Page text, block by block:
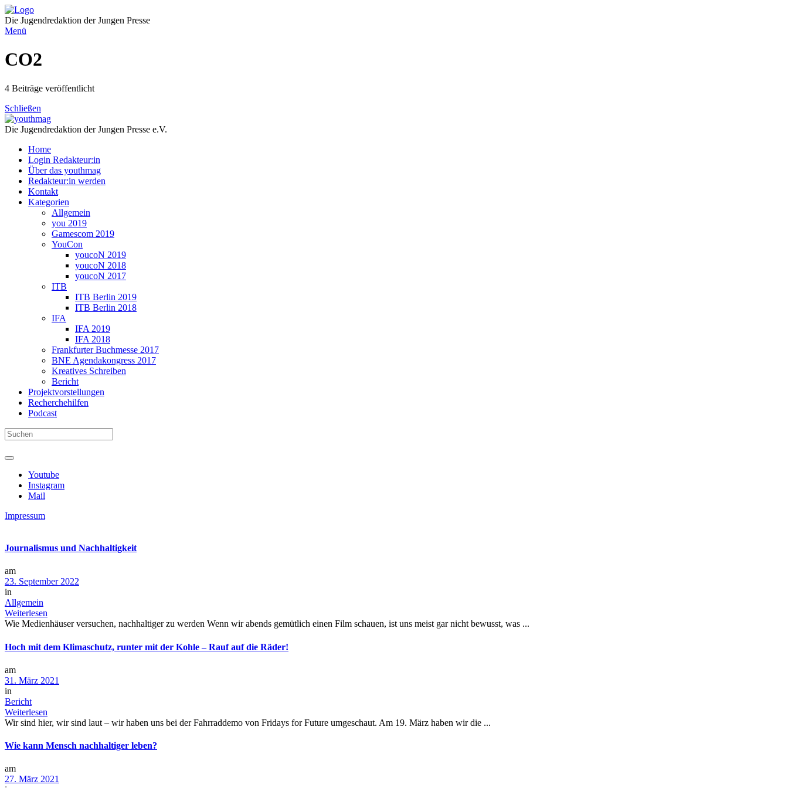
Direkt
zum
Inhalt
Die Jugendredaktion der Jungen Presse
Menü
CO2
4 Beiträge veröffentlicht
Schließen
Die Jugendredaktion der Jungen Presse e.V.
Home
Login Redakteur:in
Über das youthmag
Redakteur:in werden
Kontakt
Kategorien
Allgemein
you 2019
Gamescom 2019
YouCon
youcoN 2019
youcoN 2018
youcoN 2017
ITB
ITB Berlin 2019
ITB Berlin 2018
IFA
IFA 2019
IFA 2018
Frankfurter Buchmesse 2017
BNE Agendakongress 2017
Kreatives Schreiben
Bericht
Projektvorstellungen
Recherchehilfen
Podcast
Youtube
Instagram
Mail
Impressum
Journalismus und Nachhaltigkeit
am
23. September 2022
in
Allgemein
Weiterlesen
Wie Medienhäuser versuchen, nachhaltiger zu werden Wenn wir abends gemütlich einen Film schauen, ist uns meist gar nicht bewusst, was ...
Hoch mit dem Klimaschutz, runter mit der Kohle – Rauf auf die Räder!
am
31. März 2021
in
Bericht
Weiterlesen
Wir sind hier, wir sind laut – wir haben uns bei der Fahrraddemo von Fridays for Future umgeschaut. Am 19. März haben wir die ...
Wie kann Mensch nachhaltiger leben?
am
27. März 2021